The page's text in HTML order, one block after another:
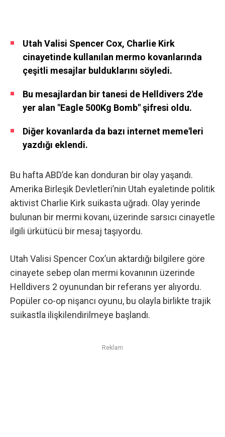
Utah Valisi Spencer Cox, Charlie Kirk
cinayetinde kullanılan mermo kovanlarında
çeşitli mesajlar bulduklarını söyledi.
Bu mesajlardan bir tanesi de Helldivers 2'de
yer alan "Eagle 500Kg Bomb" şifresi oldu.
Diğer kovanlarda da bazı internet meme'leri
yazdığı eklendi.
Bu hafta ABD’de kan donduran bir olay yaşandı.
Amerika Birleşik Devletleri’nin Utah eyaletinde politik
aktivist Charlie Kirk suikasta uğradı. Olay yerinde
bulunan bir mermi kovanı, üzerinde sarsıcı cinayetle
ilgili ürkütücü bir mesaj taşıyordu.
Utah Valisi Spencer Cox’un aktardığı bilgilere göre
cinayete sebep olan mermi kovanının üzerinde
Helldivers 2 oyunundan bir referans yer alıyordu.
Popüler co-op nişancı oyunu, bu olayla birlikte trajik
suikastla ilişkilendirilmeye başlandı.
Reklam